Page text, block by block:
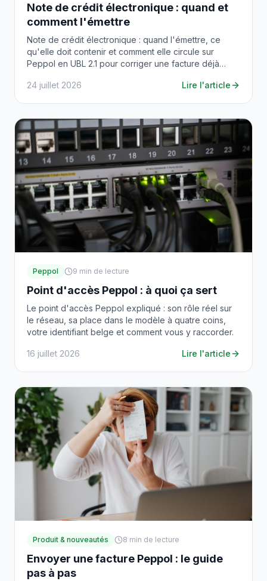
Note de crédit électronique : quand et
comment l'émettre
Note de crédit électronique : quand l'émettre, ce
qu'elle doit contenir et comment elle circule sur
Peppol en UBL 2.1 pour corriger une facture déjà
24 juillet 2026
Lire l'article
Peppol 9 min de lecture
Point d'accès Peppol : à quoi ça sert
Le point d'accès Peppol expliqué : son rôle réel sur
le réseau, sa place dans le modèle à quatre coins,
votre identifiant belge et comment vous y raccorder.
16 juillet 2026 Lire l'article
Produit & nouveautés 8 min de lecture
Envoyer une facture Peppol : le guide
pas à pas